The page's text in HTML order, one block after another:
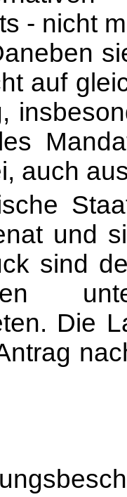
- nicht
auf
auch
und
sind
Die